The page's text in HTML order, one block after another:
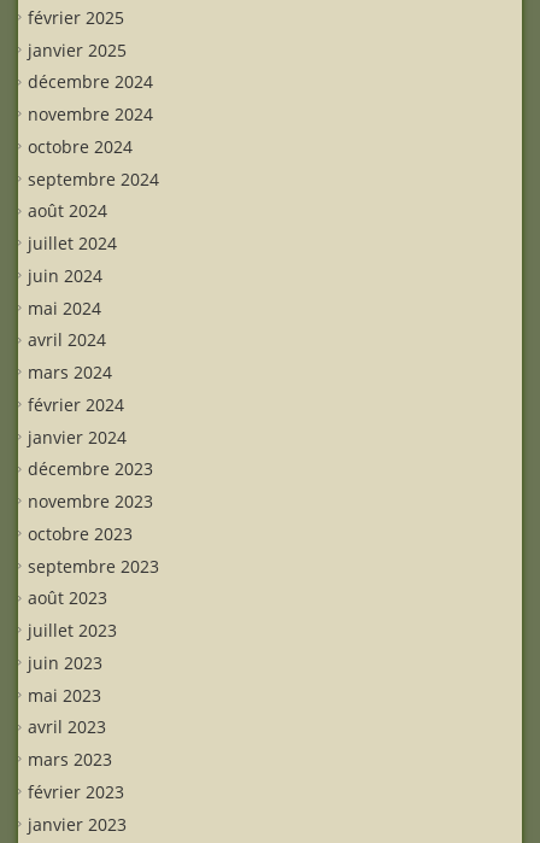
février 2025
janvier 2025
décembre 2024
novembre 2024
octobre 2024
septembre 2024
août 2024
juillet 2024
juin 2024
mai 2024
avril 2024
mars 2024
février 2024
janvier 2024
décembre 2023
novembre 2023
octobre 2023
septembre 2023
août 2023
juillet 2023
juin 2023
mai 2023
avril 2023
mars 2023
février 2023
janvier 2023